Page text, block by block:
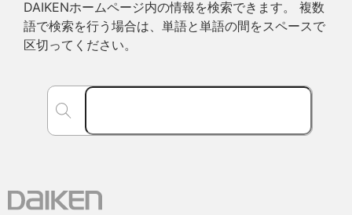
DAIKENホームページ内の情報を検索できます。 複数
語で検索を行う場合は、単語と単語の間をスペースで
区切ってください。